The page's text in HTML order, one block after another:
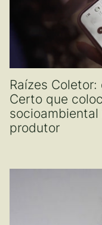
Raízes
Certo que
produtor